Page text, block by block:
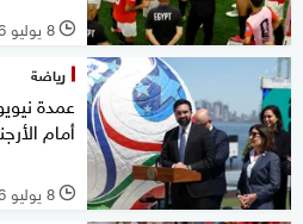
l 8 يوليو 2026
رياضة
عمدة
أمام
l 8 يوليو 2026